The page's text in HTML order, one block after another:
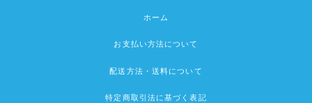
ホーム
お支払い方法について
配送方法・送料について
特定商取引法に基づく表記